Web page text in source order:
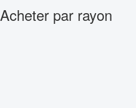
Acheter par rayon